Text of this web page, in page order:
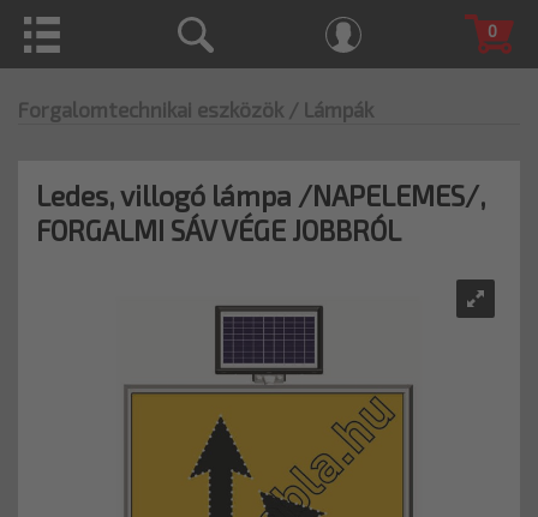
0
Forgalomtechnikai eszközök / Lámpák
Ledes, villogó lámpa /NAPELEMES/,
FORGALMI SÁV VÉGE JOBBRÓL